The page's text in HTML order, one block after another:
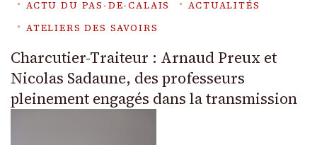
ACTU DU PAS-DE-CALAIS
ACTUALITÉS
ATELIERS DES SAVOIRS
Charcutier-Traiteur : Arnaud Preux et
Nicolas Sadaune, des professeurs
pleinement engagés dans la transmission